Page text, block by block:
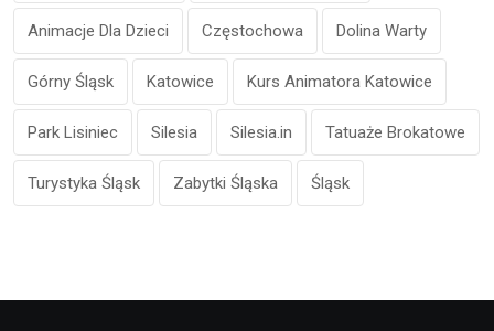
Animacje Dla Dzieci Częstochowa Dolina Warty
Górny Śląsk Katowice Kurs Animatora Katowice
Park Lisiniec Silesia Silesia.in Tatuaże Brokatowe
Turystyka Śląsk Zabytki Śląska Śląsk